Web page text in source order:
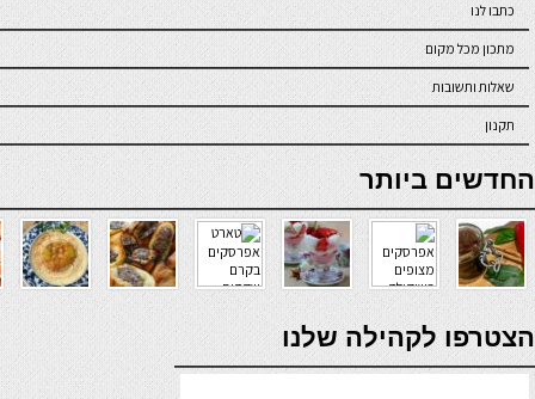
כתבו לנו
מתכון מכל מקום
שאלות ותשובות
תקנון
online casino
החדשים ביותר
verde casino
הצטרפו לקהילה שלנו